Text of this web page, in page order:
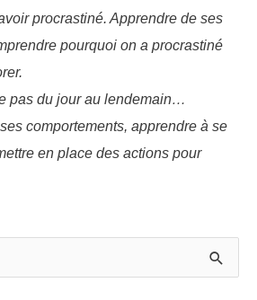
procrastiné. Apprendre de ses
pourquoi on a procrastiné
pas du jour au lendemain…
comportements, apprendre à se
en place des actions pour